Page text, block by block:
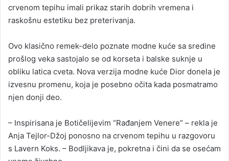
crvenom tepihu imali prikaz starih dobrih vremena i
raskošnu estetiku bez preterivanja.
Ovo klasično remek-delo poznate modne kuće sa sredine
prošlog veka sastojalo se od korseta i balske suknje u
obliku latica cveta. Nova verzija modne kuće Dior donela je
izvesnu promenu, koja je posebno očita kada posmatramo
njen donji deo.
– Inspirisana je Botičelijevim “Rađanjem Venere” – rekla je
Anja Tejlor-Džoj ponosno na crvenom tepihu u razgovoru
s Lavern Koks. – Bodljikava je, pokretna i čini da se osećam